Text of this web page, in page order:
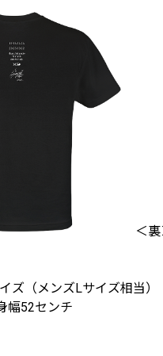
＜裏
ズ（メンズLサイズ相当）
センチ